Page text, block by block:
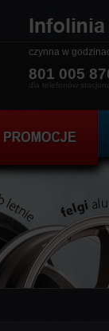
czynna w
801 005
dla telefonów